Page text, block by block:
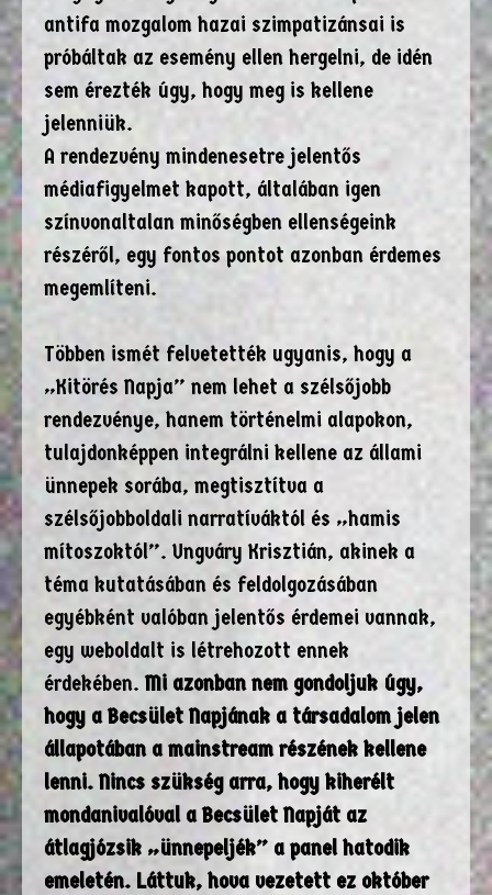
antifa mozgalom hazai szimpatizánsai is
próbáltak az esemény ellen hergelni, de idén
sem érezték úgy, hogy meg is kellene
jelenniük.
A rendezvény mindenesetre jelentős
médiafigyelmet kapott, általában igen
színvonaltalan minőségben ellenségeink
részéről, egy fontos pontot azonban érdemes
megemlíteni.
Többen ismét felvetették ugyanis, hogy a
„Kitörés Napja” nem lehet a szélsőjobb
rendezvénye, hanem történelmi alapokon,
tulajdonképpen integrálni kellene az állami
ünnepek sorába, megtisztítva a
szélsőjobboldali narratíváktól és „hamis
mítoszoktól”. Ungváry Krisztián, akinek a
téma kutatásában és feldolgozásában
egyébként valóban jelentős érdemei vannak,
egy weboldalt is létrehozott ennek
érdekében. Mi azonban nem gondoljuk úgy,
hogy a Becsület Napjának a társadalom jelen
állapotában a mainstream részének kellene
lenni. Nincs szükség arra, hogy kiherélt
mondanivalóval a Becsület Napját az
átlagjózsik „ünnepeljék” a panel hatodik
emeletén. Láttuk, hova vezetett ez október